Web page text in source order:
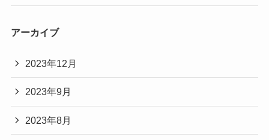
アーカイブ
2023年12月
2023年9月
2023年8月